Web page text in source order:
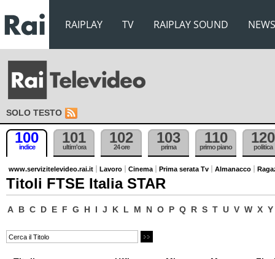
RAIPLAY TV RAIPLAY SOUND NEWS
SOLO TESTO
100
indice
101
ultim'ora
102
24 ore
103
prima
110
primo piano
120
politica
www.servizitelevideo.rai.it Lavoro Cinema Prima serata Tv Almanacco
Titoli FTSE Italia STAR
A B C D E F G H I J K L M N O P Q R S T U V W X Y